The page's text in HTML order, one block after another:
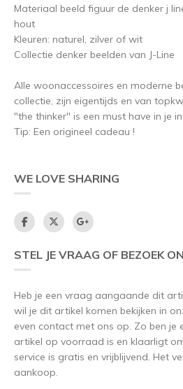
Materiaal beeld figuur de denker j
hout
Kleuren: naturel, zilver of wit
Collectie denker beelden van J-Line
Alle woonaccessoires en moderne
collectie, zijn eigentijds en van
"the thinker" is een must have in je
Tip: Een origineel cadeau !
WE LOVE SHARING
STEL JE VRAAG OF BEZOEK
Heb je een vraag aangaande dit
wil je dit artikel komen bekijken in
even contact met ons op. Zo ben je
artikel op voorraad is en klaarligt
service is gratis en vrijblijvend. Het
aankoop.